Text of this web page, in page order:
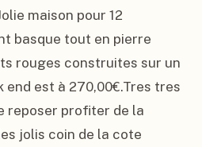
maison pour 12
basque tout en pierre
rouges construites sur un
end est à 270,00€.Tres tres
reposer profiter de la
jolis coin de la cote